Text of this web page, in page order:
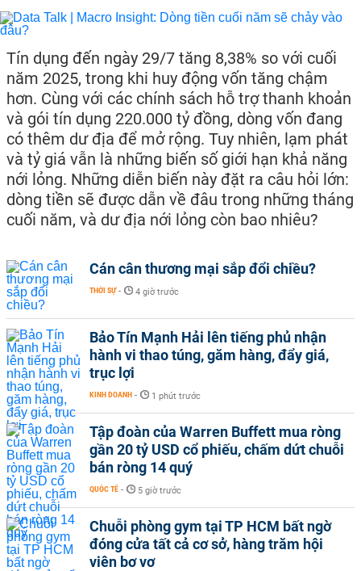
Tín dụng đến ngày 29/7 tăng 8,38% so với cuối
năm 2025, trong khi huy động vốn tăng chậm
hơn. Cùng với các chính sách hỗ trợ thanh khoản
và gói tín dụng 220.000 tỷ đồng, dòng vốn đang
có thêm dư địa để mở rộng. Tuy nhiên, lạm phát
và tỷ giá vẫn là những biến số giới hạn khả năng
nới lỏng. Những diễn biến này đặt ra câu hỏi lớn:
dòng tiền sẽ được dẫn về đâu trong những tháng
cuối năm, và dư địa nới lỏng còn bao nhiêu?
Cán cân thương mại sắp đổi chiều?
THỜI SỰ - 4 giờ trước
Bảo Tín Mạnh Hải lên tiếng phủ nhận
hành vi thao túng, găm hàng, đẩy giá,
trục lợi
KINH DOANH - 1 phút trước
Tập đoàn của Warren Buffett mua ròng
gần 20 tỷ USD cổ phiếu, chấm dứt chuỗi
bán ròng 14 quý
QUỐC TẾ - 5 giờ trước
Chuỗi phòng gym tại TP HCM bất ngờ
đóng cửa tất cả cơ sở, hàng trăm hội
viên bơ vơ